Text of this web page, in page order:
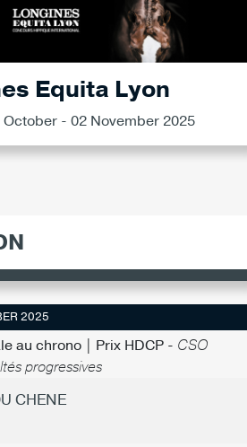
Equita Lyon
October - 02 November 2025
2025
au chrono | Prix HDCP - CSO
progressives
CHENE